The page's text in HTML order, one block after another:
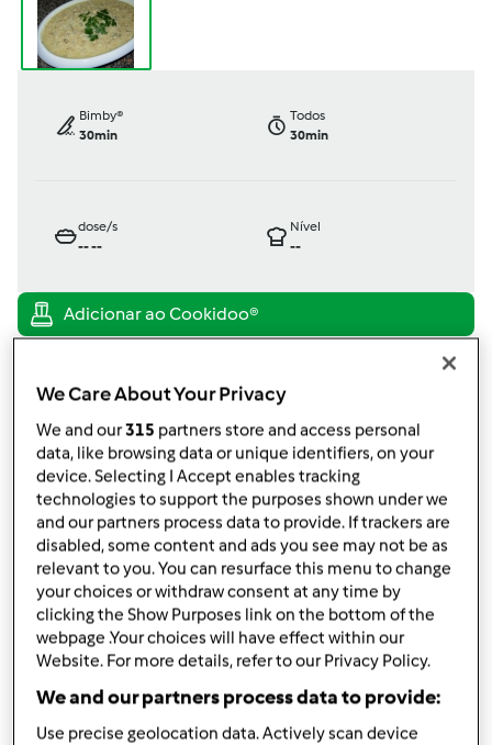
Bimby®
30min
Todos
30min
dose/s
----
Nível
--
Luz Constantino
published: 12.08.2012
Adicionar às minhas coleções
Partilhar receita
Criar uma variante
Ingredientes
We Care About Your Privacy
We and our315 partners store and access personal
data, like browsing data or unique identifiers, on your
device. Selecting I Accept enables tracking
technologies to support the purposes shown under we
and our partners process data to provide. If trackers are
disabled, some content and ads you see may not be as
relevant to you. You can resurface this menu to change
your choices or withdraw consent at any time by
clicking the Show Purposes link on the bottom of the
webpage .Your choices will have effect within our
Website. For more details, refer to our Privacy Policy.
We and our partners process data to provide:
Use precise geolocation data. Actively scan device